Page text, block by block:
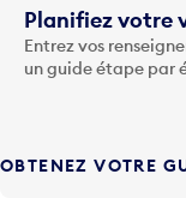
t
o
u
F
Planifiez votre
Entrez vos
un guide étape par
OBTENEZ VOTRE